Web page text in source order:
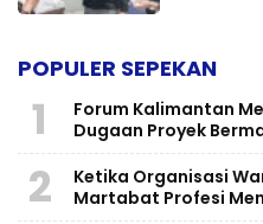
POPULER SEPEKAN
1
Forum Kalimantan
Dugaan Proyek
2
Ketika Organisasi
Martabat Profesi